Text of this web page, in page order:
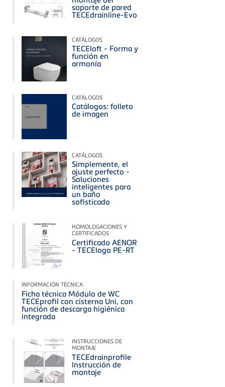
soporte de pared
TECEdrainline-Evo
CATÁLOGOS
TECEloft - Forma y
función en
armonía
CATÁLOGOS
Catálogos: folleto
de imagen
CATÁLOGOS
Simplemente, el
ajuste perfecto -
Soluciones
inteligentes para
un baño
sofisticado
HOMOLOGACIONES Y
CERTIFICADOS
Certificado AENOR
- TECElogo PE-RT
INFORMACIÓN TÉCNICA
Ficha técnica Módulo de WC
TECEprofil con cisterna Uni, con
función de descarga higiénica
integrada
INSTRUCCIONES DE
MONTAJE
TECEdrainprofile
Instrucción de
montaje